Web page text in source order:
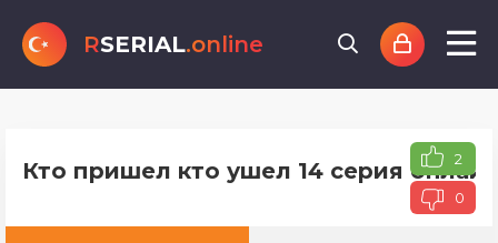
RSERIAL.online
Кто пришел кто ушел 14 серия 2
0